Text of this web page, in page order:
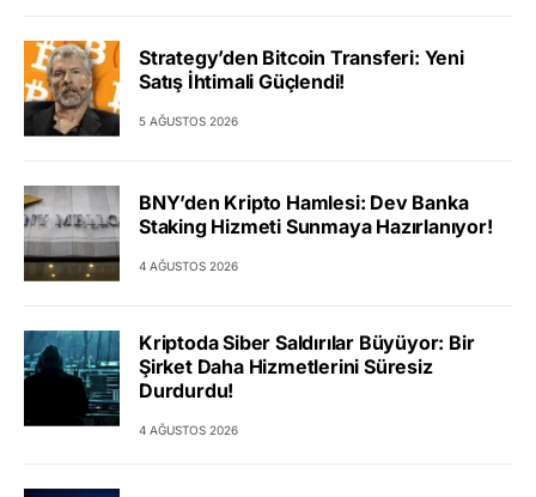
Strategy’den Bitcoin Transferi: Yeni
Satış İhtimali Güçlendi!
5 AĞUSTOS 2026
BNY’den Kripto Hamlesi: Dev Banka
Staking Hizmeti Sunmaya Hazırlanıyor!
4 AĞUSTOS 2026
Kriptoda Siber Saldırılar Büyüyor: Bir
Şirket Daha Hizmetlerini Süresiz
Durdurdu!
4 AĞUSTOS 2026